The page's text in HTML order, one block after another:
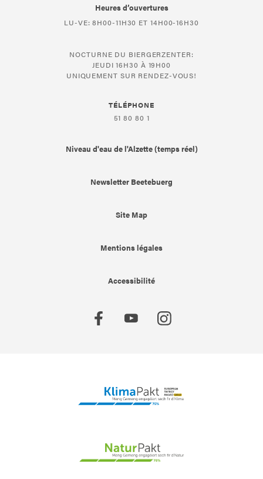
Heures d’ouvertures
LU-VE: 8H00-11H30 ET 14H00-16H30
NOCTURNE DU BIERGERZENTER:
JEUDI 16H30 À 19H00
UNIQUEMENT SUR RENDEZ-VOUS!
TÉLÉPHONE
51 80 80 1
Niveau d'eau de l'Alzette (temps réel)
Newsletter Beetebuerg
Site Map
Mentions légales
Accessibilité